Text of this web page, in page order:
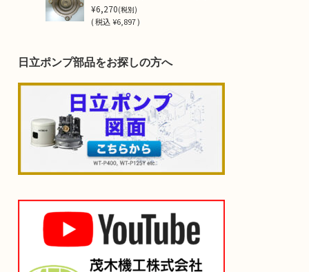
¥6,270(税別)
(税込¥6,897 )
日立ポンプ部品をお探しの方へ